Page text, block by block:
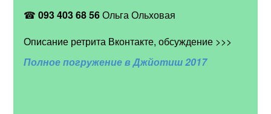
☎093 403 68 56Ольга Ольховая
Описание ретрита Вконтакте, обсуждение >>>
Полное погружение в Джйотиш 2017